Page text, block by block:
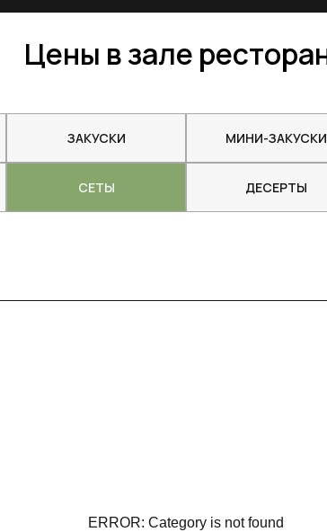
Цены в зале
ЗАКУСКИ МИНИ-ЗАКУСКИ
СЕТЫ ДЕСЕРТЫ
ERROR: Category is not found